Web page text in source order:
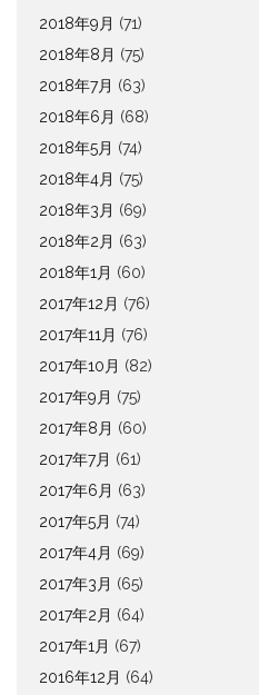
2018年9月 (71)
2018年8月 (75)
2018年7月 (63)
2018年6月 (68)
2018年5月 (74)
2018年4月 (75)
2018年3月 (69)
2018年2月 (63)
2018年1月 (60)
2017年12月 (76)
2017年11月 (76)
2017年10月 (82)
2017年9月 (75)
2017年8月 (60)
2017年7月 (61)
2017年6月 (63)
2017年5月 (74)
2017年4月 (69)
2017年3月 (65)
2017年2月 (64)
2017年1月 (67)
2016年12月 (64)